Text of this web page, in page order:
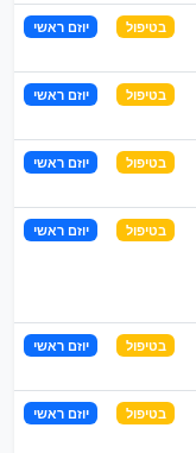
בטיפול יוזם ראשי
בטיפול יוזם ראשי
בטיפול יוזם ראשי
בטיפול יוזם ראשי
בטיפול יוזם ראשי
בטיפול יוזם ראשי